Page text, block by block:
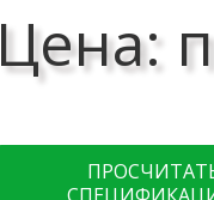
Цена: